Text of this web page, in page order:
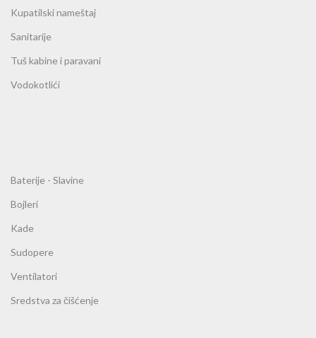
Kupatilski nameštaj
Sanitarije
Tuš kabine i paravani
Vodokotlići
Baterije - Slavine
Bojleri
Kade
Sudopere
Ventilatori
Sredstva za čišćenje